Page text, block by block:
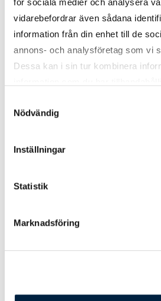
för sociala medier och analysera
vidarebefordrar även sådana
information från din enhet till de
annons- och analysföretag som vi
Dessa kan i sin tur kombinera
Nödvändig
Inställningar
Statistik
Marknadsföring
Tillbehör nyckelband
Plastficka 90x60 mm
Leveranstid
Express: 11-14 arb.dagar
Express Plus: 7-10 arb.dagar 6,08
Designmetod